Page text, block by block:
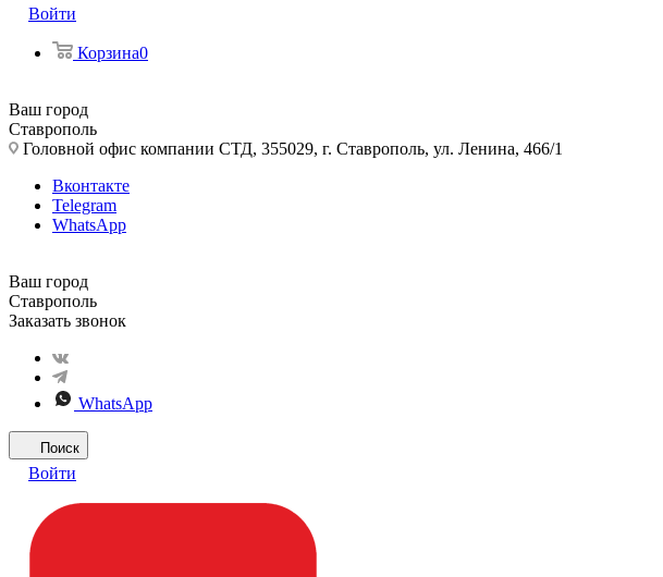
Войти
Корзина0
Ваш город
Ставрополь
Головной офис компании СТД, 355029, г. Ставрополь, ул. Ленина, 466/1
Вконтакте
Telegram
WhatsApp
Ваш город
Ставрополь
Заказать звонок
WhatsApp
Поиск
Войти